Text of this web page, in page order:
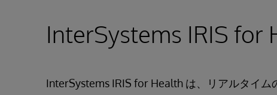
InterSystems IRIS for
InterSystems IRIS for Health は、リアルタイ